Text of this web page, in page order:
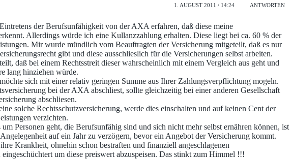
1. AUGUST 2011 / 14:24 ANTWORTEN
der Berufsunfähigkeit von der AXA erfahren, daß diese meine
Allerdings würde ich eine Kullanzzahlung erhalten. Diese liegt bei ca. 60 % der
Mir wurde mündlich vom Beauftragten der Versicherung mitgeteilt, daß es nur
gibt und diese ausschlieslich für die Versicherungen selbst arbeiten.
daß bei einem Rechtsstreit dieser wahrscheinlich mit einem Vergleich aus geht und
lang hinziehen würde.
sich mit einer relativ geringen Summe aus Ihrer Zahlungsverpflichtung mogeln.
bei der AXA abschliest, sollte gleichzeitig bei einer anderen Gesellschaft
abschliesen.
solche Rechtsschutzversicherung, werde dies einschalten und auf keinen Cent der
verzichten.
um Personen geht, die Berufsunfähig sind und sich nicht mehr selbst ernähren können, ist
auf ein Jahr zu verzögern, bevor ein Angebot der Versicherung kommt.
Krankheit, ohnehin schon bestraften und finanziell angeschlagenen
um diese preiswert abzuspeisen. Das stinkt zum Himmel !!!